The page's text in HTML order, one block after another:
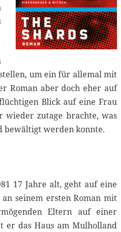
um ein für allemal mit
Roman aber doch eher auf
Blick auf eine Frau
wieder zutage brachte, was
bewältigt werden konnte.
17 Jahre alt, geht auf eine
seinem ersten Roman mit
Eltern auf einer
er das Haus am Mulholland